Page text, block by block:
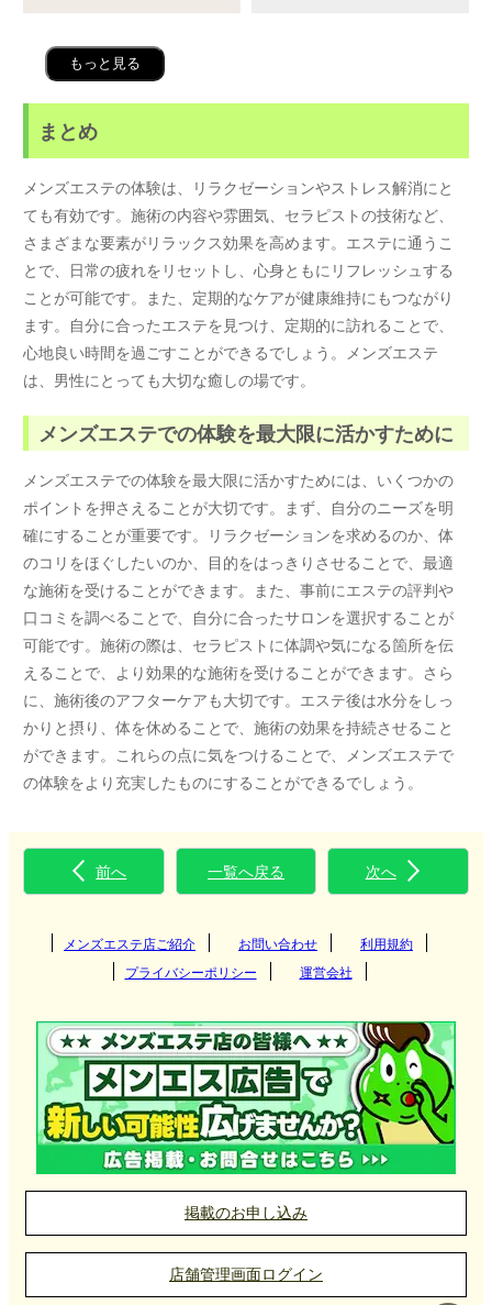
もっと見る
まとめ
メンズエステの体験は、リラクゼーションやストレス解消にと
ても有効です。施術の内容や雰囲気、セラピストの技術など、
さまざまな要素がリラックス効果を高めます。エステに通うこ
とで、日常の疲れをリセットし、心身ともにリフレッシュする
ことが可能です。また、定期的なケアが健康維持にもつながり
ます。自分に合ったエステを見つけ、定期的に訪れることで、
心地良い時間を過ごすことができるでしょう。メンズエステ
は、男性にとっても大切な癒しの場です。
メンズエステでの体験を最大限に活かすために
メンズエステでの体験を最大限に活かすためには、いくつかの
ポイントを押さえることが大切です。まず、自分のニーズを明
確にすることが重要です。リラクゼーションを求めるのか、体
のコリをほぐしたいのか、目的をはっきりさせることで、最適
な施術を受けることができます。また、事前にエステの評判や
口コミを調べることで、自分に合ったサロンを選択することが
可能です。施術の際は、セラピストに体調や気になる箇所を伝
えることで、より効果的な施術を受けることができます。さら
に、施術後のアフターケアも大切です。エステ後は水分をしっ
かりと摂り、体を休めることで、施術の効果を持続させること
ができます。これらの点に気をつけることで、メンズエステで
の体験をより充実したものにすることができるでしょう。
前へ 一覧へ戻る 次へ
メンズエステ店ご紹介 お問い合わせ
利用規約
プライバシーポリシー
運営会社
掲載のお申し込み
店舗管理画面ログイン